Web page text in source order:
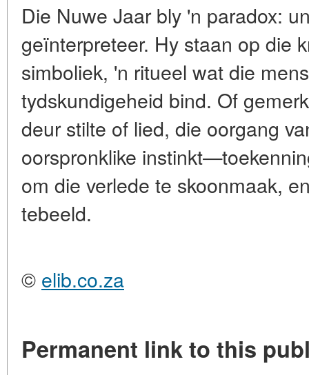
Die Nuwe Jaar bly 'n paradox:
geïnterpreteer. Hy staan op die
simboliek, 'n ritueel wat die
tydskundigeheid bind. Of
deur stilte of lied, die oorgang
oorspronklike
om die verlede te skoonmaak,
tebeeld.
© elib.co.za
Permanent link to this